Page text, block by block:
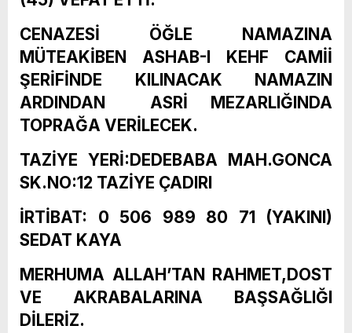
CENAZESİ ÖĞLE NAMAZINA
MÜTEAKİBEN ASHAB-I KEHF CAMİİ
ŞERİFİNDE KILINACAK NAMAZIN
ARDINDAN ASRİ MEZARLIĞINDA
TOPRAĞA VERİLECEK.
TAZİYE YERİ:DEDEBABA MAH.GONCA
SK.NO:12 TAZİYE ÇADIRI
İRTİBAT: 0 506 989 80 71 (YAKINI)
SEDAT KAYA
MERHUMA ALLAH’TAN RAHMET,DOST
VE AKRABALARINA BAŞSAĞLIĞI
DİLERİZ.